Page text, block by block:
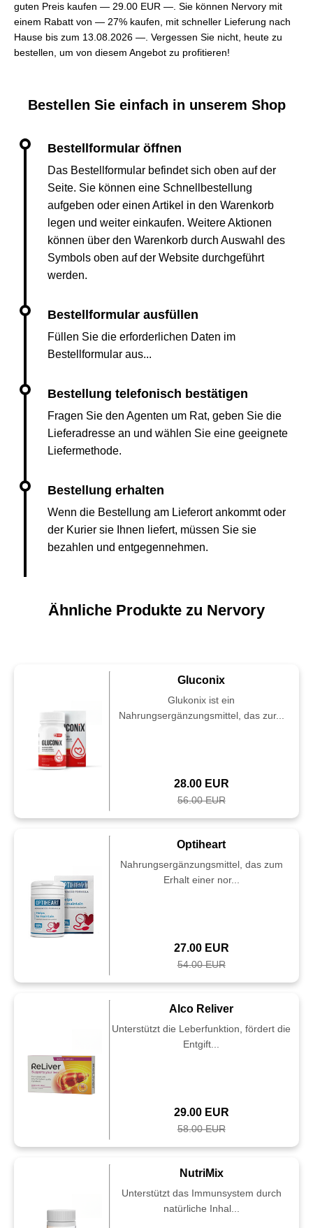
guten Preis kaufen — 29.00 EUR — . Sie können Nervory mit
einem Rabatt von — 27% kaufen, mit schneller Lieferung nach
Hause bis zum 13.08.2026 —. Vergessen Sie nicht, heute zu
bestellen, um von diesem Angebot zu profitieren!
Bestellen Sie einfach in unserem Shop
Das Bestellformular befindet sich oben auf der
Seite. Sie können eine Schnellbestellung
aufgeben oder einen Artikel in den Warenkorb
legen und weiter einkaufen. Weitere Aktionen
können über den Warenkorb durch Auswahl des
Symbols oben auf der Website durchgeführt
werden.
Füllen Sie die erforderlichen Daten im
Bestellformular aus...
Fragen Sie den Agenten um Rat, geben Sie die
Lieferadresse an und wählen Sie eine geeignete
Liefermethode.
Wenn die Bestellung am Lieferort ankommt oder
der Kurier sie Ihnen liefert, müssen Sie sie
bezahlen und entgegennehmen.
Ähnliche Produkte zu Nervory
Gluconix
Glukonix ist ein
Nahrungsergänzungsmittel, das zur...
28.00 EUR
56.00 EUR
Optiheart
Nahrungsergänzungsmittel, das zum
Erhalt einer nor...
27.00 EUR
54.00 EUR
Alco Reliver
Unterstützt die Leberfunktion, fördert die
Entgift...
29.00 EUR
58.00 EUR
NutriMix
Unterstützt das Immunsystem durch
natürliche Inhal...